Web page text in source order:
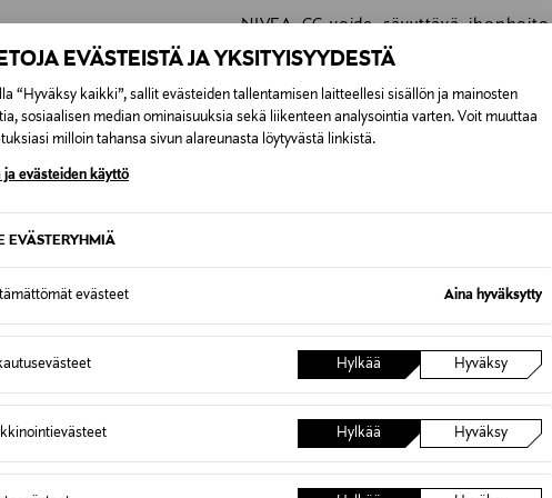
EVÄSTEISTÄ JA YKSITYISYYDESTÄ
“Hyväksy kaikki”, sallit evästeiden tallentamisen laitteellesi sisällön ja mainosten
sosiaalisen median ominaisuuksia sekä liikenteen analysointia varten. Voit muuttaa
milloin tahansa sivun alareunasta löytyvästä linkistä.
ja evästeiden käyttö
EVÄSTERYHMIÄ
evästeet Aina hyväksytty
Hylkää Hyväksy
Hylkää Hyväksy
NIVEA, CC-voide, sävyttävä,
pigmenttiläiskät
7,90 €–50,00 € kuljetusyhtiöstä ja
Alk. 6,90 €, kun toimitus on saatavilla
NÄISTÄ